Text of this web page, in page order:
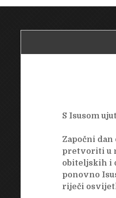
S Isusom
Započni
pretvoriti u
obiteljskih i
ponovno
riječi